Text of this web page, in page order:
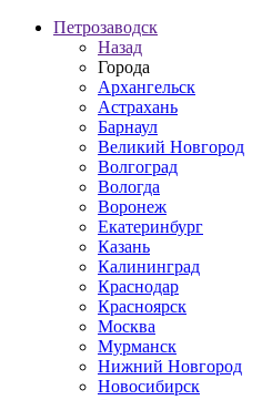
Петрозаводск
Назад
Города
Архангельск
Астрахань
Барнаул
Великий Новгород
Волгоград
Вологда
Воронеж
Екатеринбург
Казань
Калининград
Краснодар
Красноярск
Москва
Мурманск
Нижний Новгород
Новосибирск